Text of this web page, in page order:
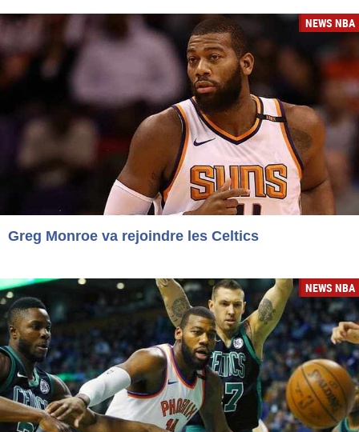
NEWS NBA
Greg Monroe va rejoindre les Celtics
NEWS NBA